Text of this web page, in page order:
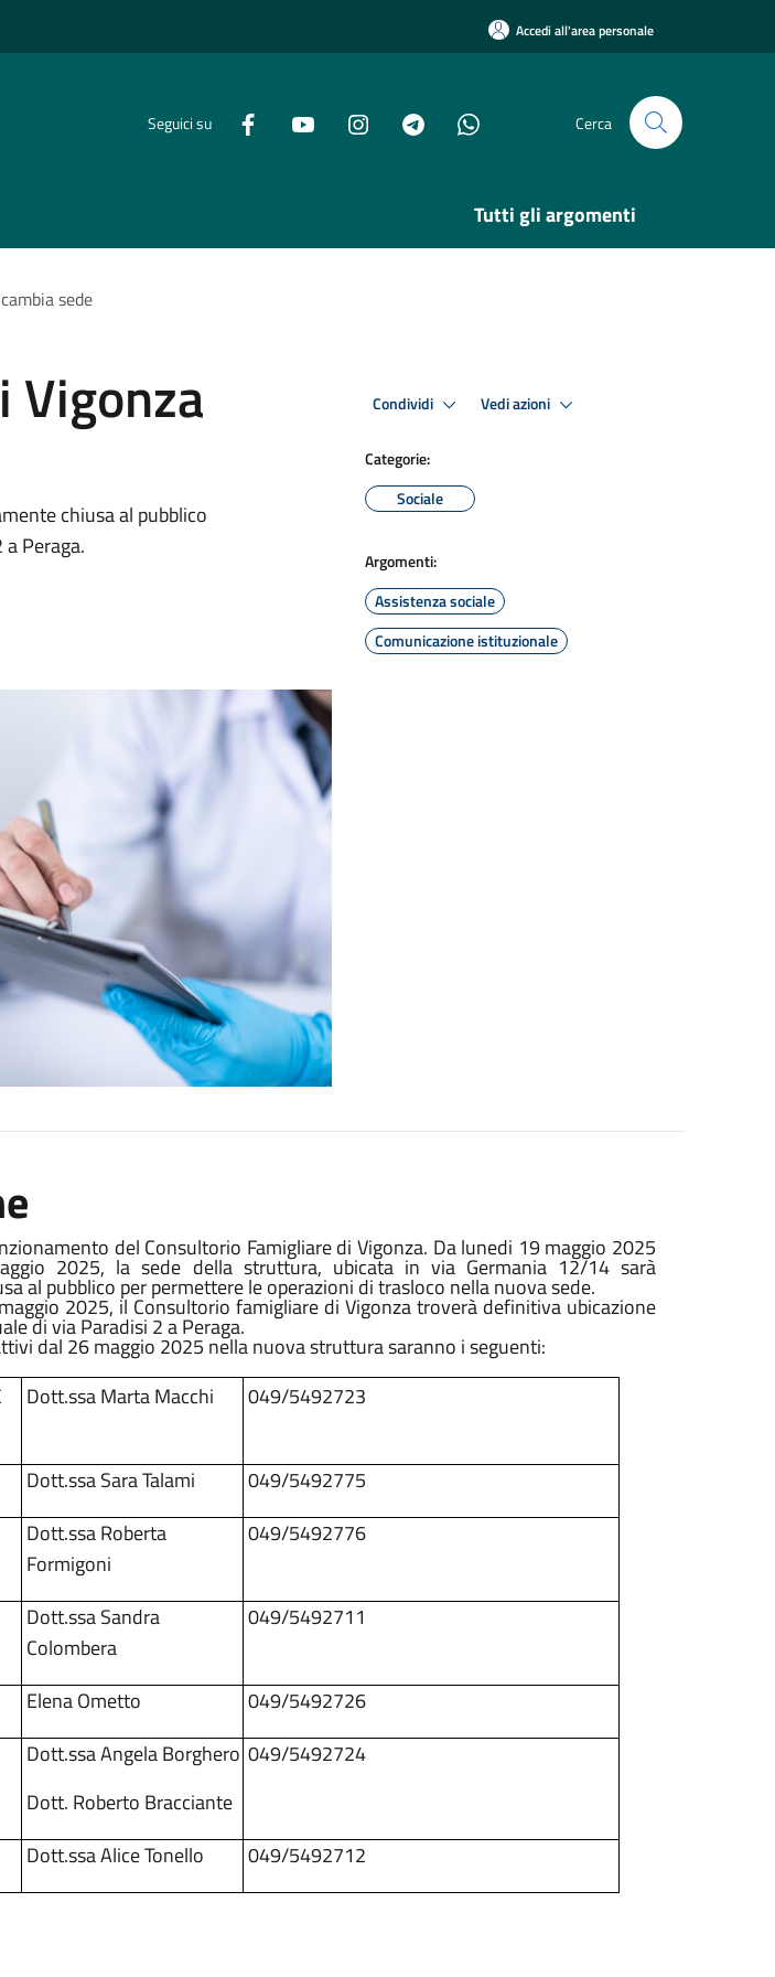
Accedi all'area personale
Seguici su Cerca
Tutti gli argomenti
sede
Vigonza
chiusa al pubblico
Peraga.
Condividi Vedi azioni
Categorie:
Sociale
Argomenti:
Assistenza sociale
Comunicazione istituzionale
del Consultorio Famigliare di Vigonza. Da lunedi 19 maggio 2025
2025, la sede della struttura, ubicata in via Germania 12/14 sarà
al pubblico per permettere le operazioni di trasloco nella nuova sede.
2025, il Consultorio famigliare di Vigonza troverà definitiva ubicazione
di via Paradisi 2 a Peraga.
dal 26 maggio 2025 nella nuova struttura saranno i seguenti:
Dott.ssa Marta Macchi 049/5492723
Dott.ssa Sara Talami
049/5492775
Dott.ssa Roberta
Formigoni
049/5492776
Dott.ssa Sandra
Colombera
049/5492711
Elena Ometto
049/5492726
Dott.ssa Angela Borghero
Dott. Roberto Bracciante
049/5492724
Dott.ssa Alice Tonello 049/5492712